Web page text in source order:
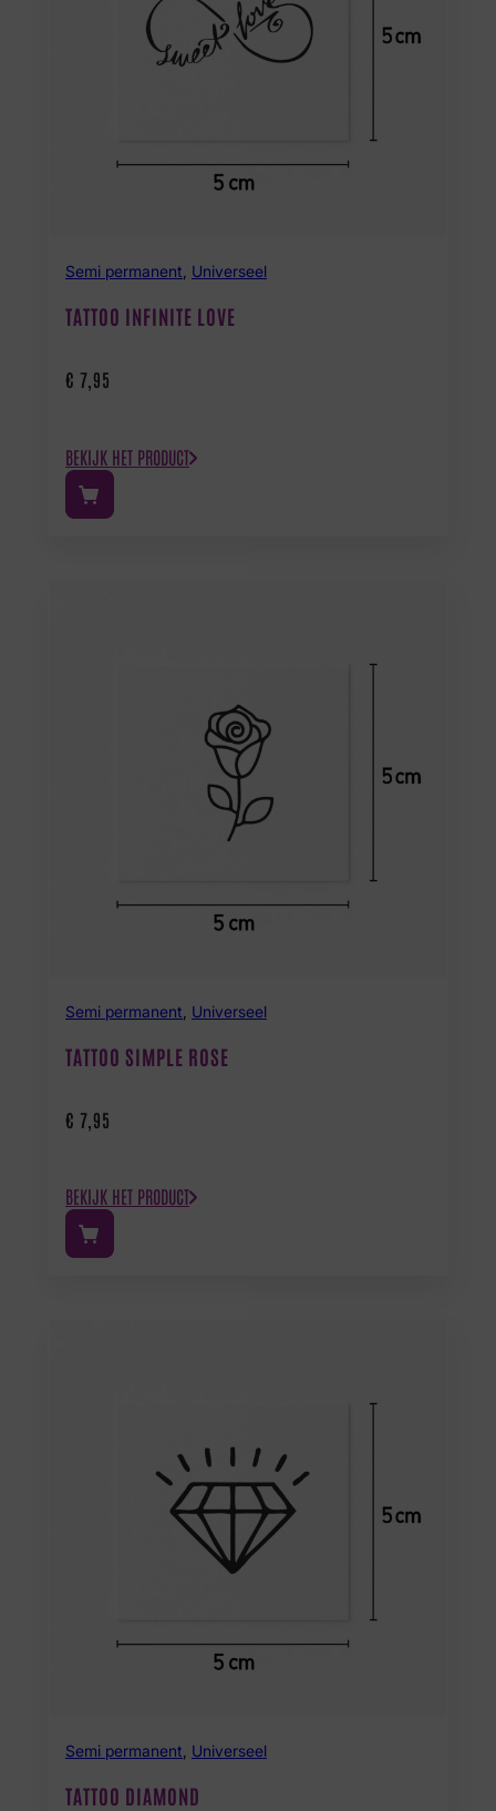
Semi permanent Universeel
TATTOO INFINITE LOVE
€ 7,95
BEKIJK HET PRODUCT
Semi permanent Universeel
TATTOO SIMPLE ROSE
€ 7,95
BEKIJK HET PRODUCT
Semi permanent Universeel
TATTOO DIAMOND